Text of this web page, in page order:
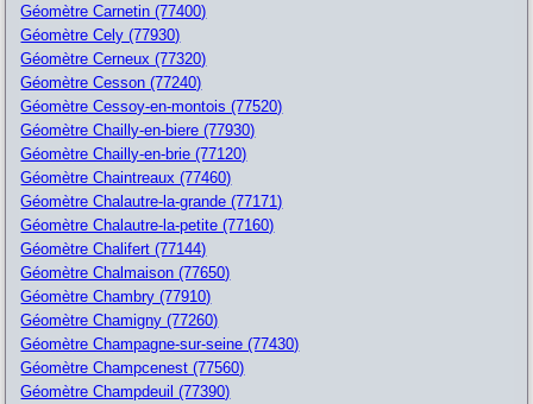
Géomètre Carnetin (77400)
Géomètre Cely (77930)
Géomètre Cerneux (77320)
Géomètre Cesson (77240)
Géomètre Cessoy-en-montois (77520)
Géomètre Chailly-en-biere (77930)
Géomètre Chailly-en-brie (77120)
Géomètre Chaintreaux (77460)
Géomètre Chalautre-la-grande (77171)
Géomètre Chalautre-la-petite (77160)
Géomètre Chalifert (77144)
Géomètre Chalmaison (77650)
Géomètre Chambry (77910)
Géomètre Chamigny (77260)
Géomètre Champagne-sur-seine (77430)
Géomètre Champcenest (77560)
Géomètre Champdeuil (77390)